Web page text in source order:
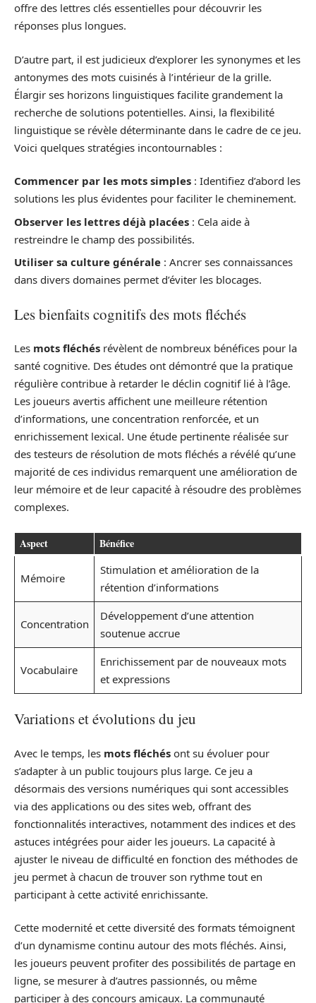
offre des lettres clés essentielles pour découvrir les
réponses plus longues.
D’autre part, il est judicieux d’explorer les synonymes et les
antonymes des mots cuisinés à l’intérieur de la grille.
Élargir ses horizons linguistiques facilite grandement la
recherche de solutions potentielles. Ainsi, la flexibilité
linguistique se révèle déterminante dans le cadre de ce jeu.
Voici quelques stratégies incontournables :
Commencer par les mots simples : Identifiez d’abord les
solutions les plus évidentes pour faciliter le cheminement.
Observer les lettres déjà placées : Cela aide à
restreindre le champ des possibilités.
Utiliser sa culture générale : Ancrer ses connaissances
dans divers domaines permet d’éviter les blocages.
Les bienfaits cognitifs des mots fléchés
Les mots fléchés révèlent de nombreux bénéfices pour la
santé cognitive. Des études ont démontré que la pratique
régulière contribue à retarder le déclin cognitif lié à l’âge.
Les joueurs avertis affichent une meilleure rétention
d’informations, une concentration renforcée, et un
enrichissement lexical. Une étude pertinente réalisée sur
des testeurs de résolution de mots fléchés a révélé qu’une
majorité de ces individus remarquent une amélioration de
leur mémoire et de leur capacité à résoudre des problèmes
complexes.
Aspect Bénéfice
Mémoire
Stimulation et amélioration de la
rétention d’informations
Concentration
Développement d’une attention
soutenue accrue
Vocabulaire
Enrichissement par de nouveaux mots
et expressions
Variations et évolutions du jeu
Avec le temps, les mots fléchés ont su évoluer pour
s’adapter à un public toujours plus large. Ce jeu a
désormais des versions numériques qui sont accessibles
via des applications ou des sites web, offrant des
fonctionnalités interactives, notamment des indices et des
astuces intégrées pour aider les joueurs. La capacité à
ajuster le niveau de difficulté en fonction des méthodes de
jeu permet à chacun de trouver son rythme tout en
participant à cette activité enrichissante.
Cette modernité et cette diversité des formats témoignent
d’un dynamisme continu autour des mots fléchés. Ainsi,
les joueurs peuvent profiter des possibilités de partage en
ligne, se mesurer à d’autres passionnés, ou même
participer à des concours amicaux. La communauté